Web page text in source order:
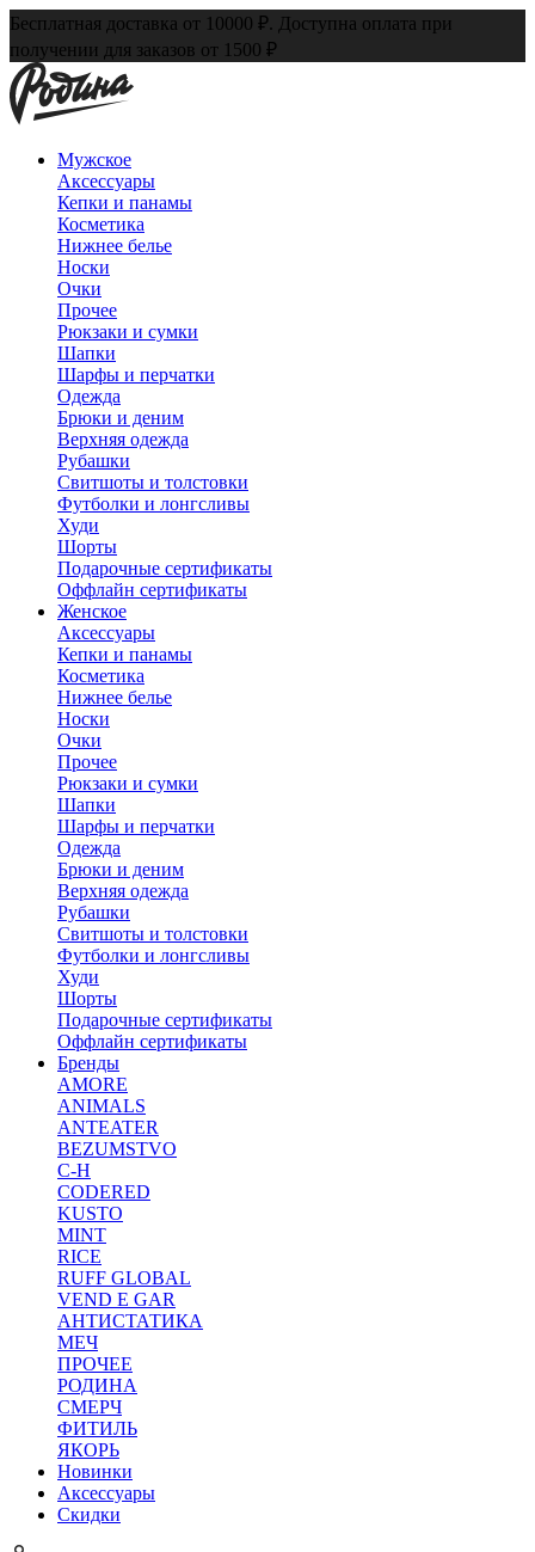
Бесплатная доставка от 10000 ₽. Доступна оплата при
получении для заказов от 1500 ₽
Мужское
Аксессуары
Кепки и панамы
Косметика
Нижнее белье
Носки
Очки
Прочее
Рюкзаки и сумки
Шапки
Шарфы и перчатки
Одежда
Брюки и деним
Верхняя одежда
Рубашки
Свитшоты и толстовки
Футболки и лонгсливы
Худи
Шорты
Подарочные сертификаты
Оффлайн сертификаты
Женское
Аксессуары
Кепки и панамы
Косметика
Нижнее белье
Носки
Очки
Прочее
Рюкзаки и сумки
Шапки
Шарфы и перчатки
Одежда
Брюки и деним
Верхняя одежда
Рубашки
Свитшоты и толстовки
Футболки и лонгсливы
Худи
Шорты
Подарочные сертификаты
Оффлайн сертификаты
Бренды
AMORE
ANIMALS
ANTEATER
BEZUMSTVO
C-H
CODERED
KUSTO
MINT
RICE
RUFF GLOBAL
VEND E GAR
АНТИСТАТИКА
МЕЧ
ПРОЧЕЕ
РОДИНА
СМЕРЧ
ФИТИЛЬ
ЯКОРЬ
Новинки
Аксессуары
Скидки